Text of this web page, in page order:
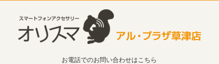
お電話でのお問い合わせはこちら